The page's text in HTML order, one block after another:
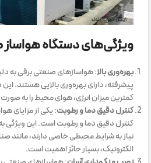
ویژگی‌های دستگاه
بهره‌وری بالا: هواسازهای صنعتی برقی به
پیشرفته، دارای بهره‌وری بالایی هستند.
کمترین میزان انرژی، هوای محیط را به
کنترل دقیق دما و رطوبت: یکی از مزایای
کنترل دقیق دما و رطوبت است. این
نیاز به شرایط محیطی خاصی دارند، مانند
الکترونیک، بسیار حائز اهمیت است.